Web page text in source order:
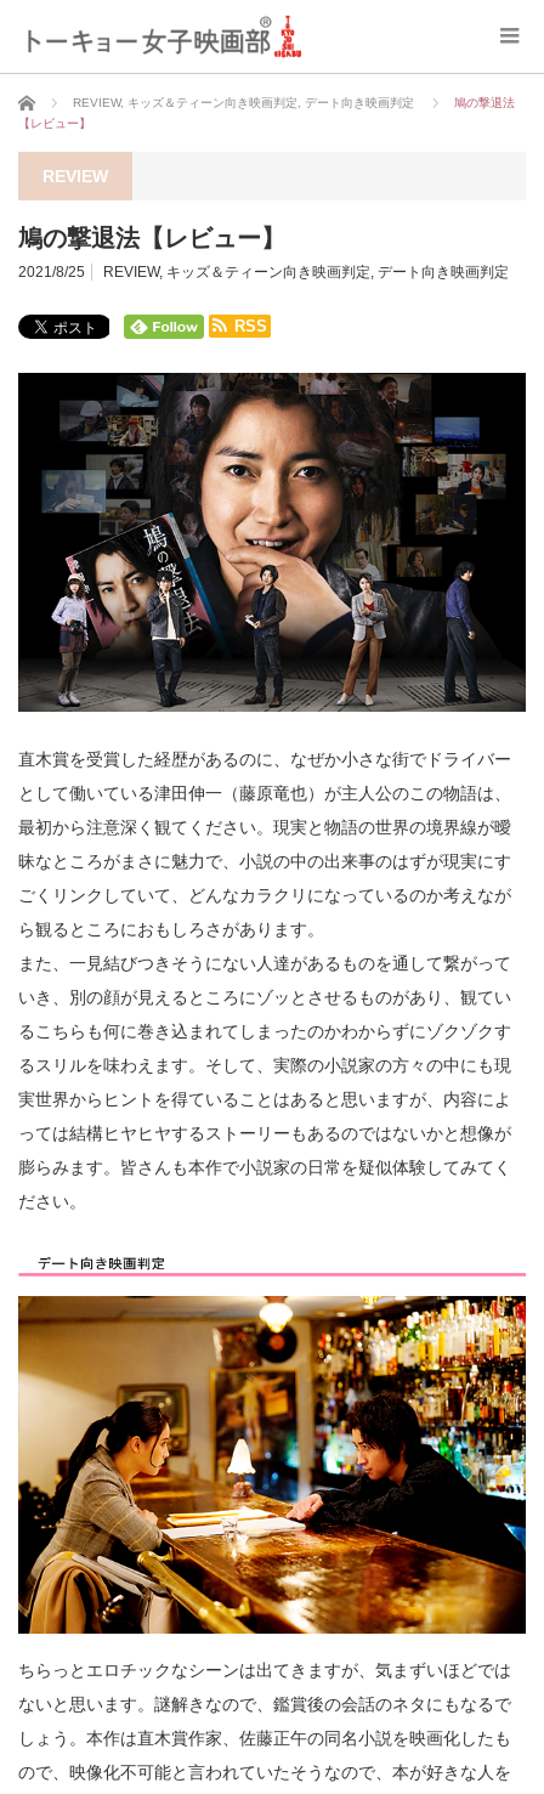
ホーム REVIEW, キッズ＆ティーン向き映画判定 デート向き映画判定
鳩の撃退法
【レビュー】
REVIEW
鳩の撃退法【レビュー】
2021/8/25 REVIEW, キッズ＆ティーン向き映画判定, デート向き映画判定
RSS
直木賞を受賞した経歴があるのに、なぜか小さな街でドライバー
として働いている津田伸一（藤原竜也）が主人公のこの物語は、
最初から注意深く観てください。現実と物語の世界の境界線が曖
昧なところがまさに魅力で、小説の中の出来事のはずが現実にす
ごくリンクしていて、どんなカラクリになっているのか考えなが
ら観るところにおもしろさがあります。
また、一見結びつきそうにない人達があるものを通して繋がって
いき、別の顔が見えるところにゾッとさせるものがあり、観てい
るこちらも何に巻き込まれてしまったのかわからずにゾクゾクす
るスリルを味わえます。そして、実際の小説家の方々の中にも現
実世界からヒントを得ていることはあると思いますが、内容によ
っては結構ヒヤヒヤするストーリーもあるのではないかと想像が
膨らみます。皆さんも本作で小説家の日常を疑似体験してみてく
ださい。
ちらっとエロチックなシーンは出てきますが、気まずいほどでは
ないと思います。謎解きなので、鑑賞後の会話のネタにもなるで
しょう。本作は直木賞作家、佐藤正午の同名小説を映画化したも
ので、映像化不可能と言われていたそうなので、本が好きな人を